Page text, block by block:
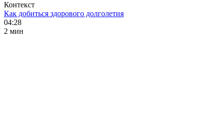
Контекст
Как добиться здорового долголетия
04:28
2 мин